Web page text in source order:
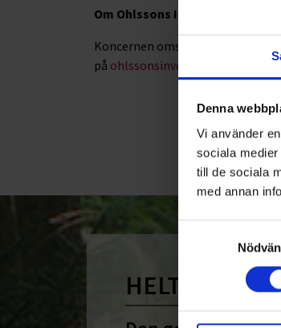
Denna
Vi använder
sociala
till de sociala
med annan
Om Ohlssons Invest AB
Koncernen omsätter ca 1 miljard
på ohlssonsinvest.se.
HELT ENKELT